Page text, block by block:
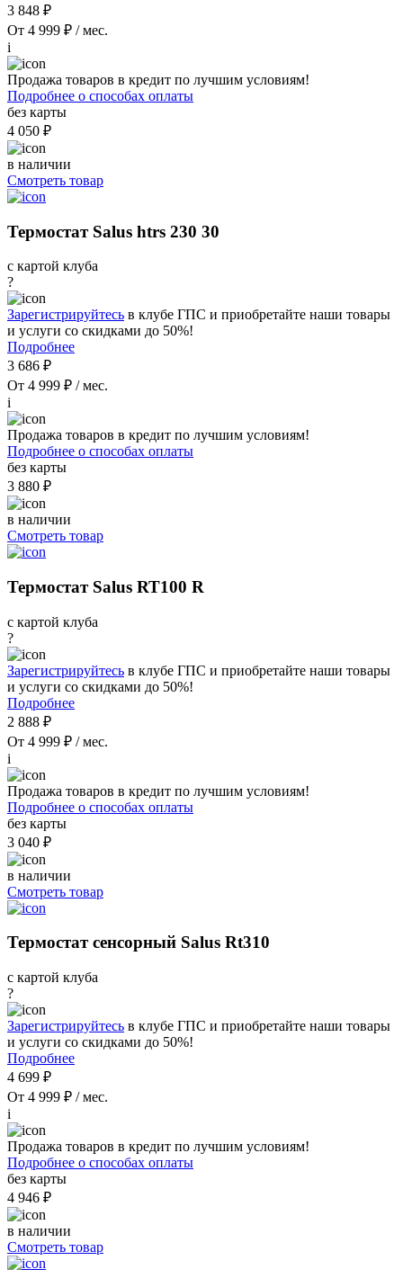
3 848 ₽
От 4 999 ₽ / мес.
i
Продажа товаров в кредит по лучшим условиям!
Подробнее о способах оплаты
без карты
4 050 ₽
в наличии
Смотреть товар
Термостат Salus htrs 230 30
с картой клуба
?
Зарегистрируйтесь в клубе ГПС и приобретайте наши товары
и услуги со скидками до 50%!
Подробнее
3 686 ₽
От 4 999 ₽ / мес.
i
Продажа товаров в кредит по лучшим условиям!
Подробнее о способах оплаты
без карты
3 880 ₽
в наличии
Смотреть товар
Термостат Salus RT100 R
с картой клуба
?
Зарегистрируйтесь в клубе ГПС и приобретайте наши товары
и услуги со скидками до 50%!
Подробнее
2 888 ₽
От 4 999 ₽ / мес.
i
Продажа товаров в кредит по лучшим условиям!
Подробнее о способах оплаты
без карты
3 040 ₽
в наличии
Смотреть товар
Термостат сенсорный Salus Rt310
с картой клуба
?
Зарегистрируйтесь в клубе ГПС и приобретайте наши товары
и услуги со скидками до 50%!
Подробнее
4 699 ₽
От 4 999 ₽ / мес.
i
Продажа товаров в кредит по лучшим условиям!
Подробнее о способах оплаты
без карты
4 946 ₽
в наличии
Смотреть товар